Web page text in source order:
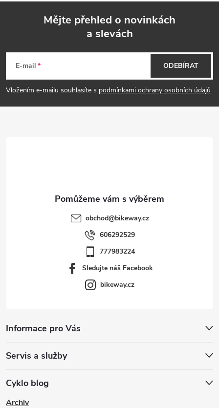
p
Mějte přehled o novinkách
a slevách
E-mail
Vložením e-mailu souhlasíte s podmínkami ochrany osobních údajů
ODEBÍRAT
obchod@bikeway.cz
606292529
777983224
Sledujte náš Facebook
bikeway.cz
Informace pro Vás
Servis a služby
Cyklo blog
Archiv